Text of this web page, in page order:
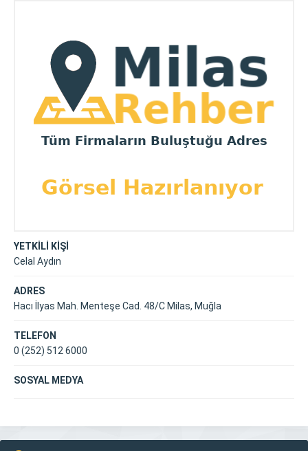
YETKİLİ KİŞİ
Celal Aydın
ADRES
Hacı İlyas Mah. Menteşe Cad. 48/C Milas, Muğla
TELEFON
0 (252) 512 6000
SOSYAL MEDYA